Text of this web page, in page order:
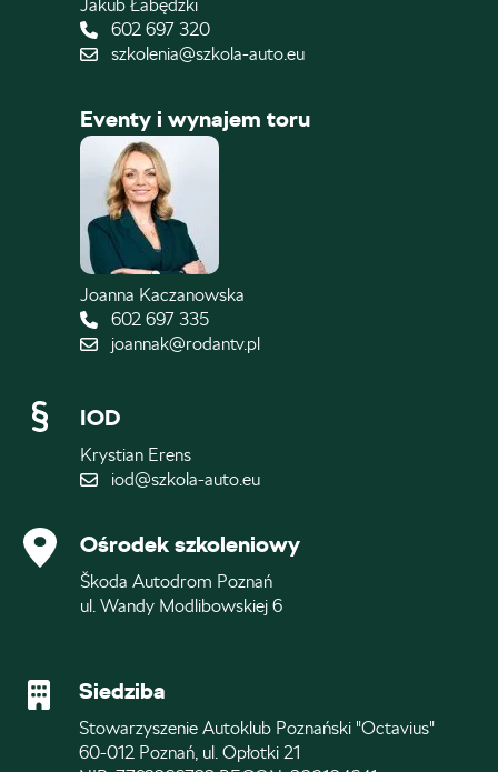
Jakub Łabędzki
602 697 320
szkolenia@szkola-auto.eu
Eventy i wynajem toru
Joanna Kaczanowska
602 697 335
joannak@rodantv.pl
IOD
Krystian Erens
iod@szkola-auto.eu
Ośrodek szkoleniowy
Škoda Autodrom Poznań
ul. Wandy Modlibowskiej 6
Siedziba
Stowarzyszenie Autoklub Poznański "Octavius"
60-012 Poznań, ul. Opłotki 21